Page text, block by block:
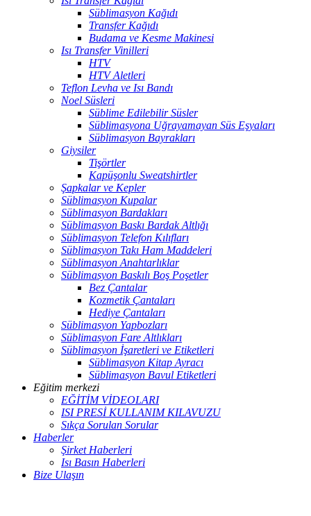
Süblimasyon Kağıdı
Transfer Kağıdı
Budama ve Kesme Makinesi
Isı Transfer Vinilleri
HTV
HTV Aletleri
Teflon Levha ve Isı Bandı
Noel Süsleri
Süblime Edilebilir Süsler
Süblimasyona Uğrayamayan Süs Eşyaları
Süblimasyon Bayrakları
Giysiler
Tişörtler
Kapüşonlu Sweatshirtler
Şapkalar ve Kepler
Süblimasyon Kupalar
Süblimasyon Bardakları
Süblimasyon Baskı Bardak Altlığı
Süblimasyon Telefon Kılıfları
Süblimasyon Takı Ham Maddeleri
Süblimasyon Anahtarlıklar
Süblimasyon Baskılı Boş Poşetler
Bez Çantalar
Kozmetik Çantaları
Hediye Çantaları
Süblimasyon Yapbozları
Süblimasyon Fare Altlıkları
Süblimasyon İşaretleri ve Etiketleri
Süblimasyon Kitap Ayracı
Süblimasyon Bavul Etiketleri
Eğitim merkezi
EĞİTİM VİDEOLARI
ISI PRESİ KULLANIM KILAVUZU
Sıkça Sorulan Sorular
Haberler
Şirket Haberleri
Isı Basın Haberleri
Bize Ulaşın